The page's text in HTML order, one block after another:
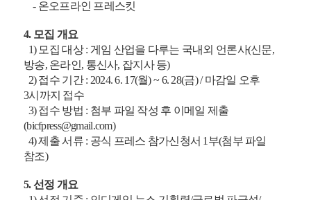
- 온오프라인 프레스킷
4. 모집 개요
1) 모집 대상: 게임 산업을 다루는 국내외 언론사(신문,
방송, 온라인, 통신사, 잡지사 등)
2)접수 기간: 2024. 6. 17(월) ~6. 28(금)/마감일 오후
3시까지 접수
3)접수 방법 : 첨부 파일 작성 후 이메일 제출
(bicfpress@gmail.com)
4)제출 서류 : 공식 프레스 참가신청서 1 부(첨부 파일
참조)
5.선정 개요